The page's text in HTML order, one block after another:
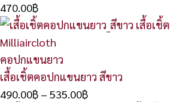
470.00฿
คอปกแขนยาว
เสื้อเชิ้ตคอปกแขนยาว สีขาว
490.00฿ – 535.00฿